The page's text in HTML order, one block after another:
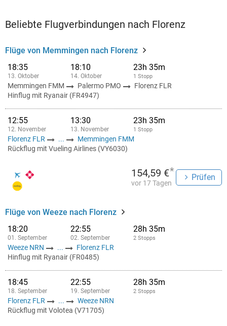
Beliebte Flugverbindungen nach Florenz
Flüge von Memmingen nach Florenz
18:35
13. Oktober
18:10
14. Oktober
23h 35m
1 Stopp
Memmingen FMM Palermo PMO
Florenz FLR
Hinflug mit Ryanair (FR4947)
12:55
12. November
13:30
13. November
23h 35m
1 Stopp
Florenz FLR ...
Memmingen FMM
Rückflug mit Vueling Airlines (VY6030)
154,59 €*
vor 17 Tagen
Prüfen
Flüge von Weeze nach Florenz
18:20
01. September
22:55
02. September
28h 35m
2 Stopps
Weeze NRN ...
Florenz FLR
Hinflug mit Ryanair (FR0485)
18:45
18. September
22:55
19. September
28h 35m
2 Stopps
Florenz FLR ...
Weeze NRN
Rückflug mit Volotea (V71705)